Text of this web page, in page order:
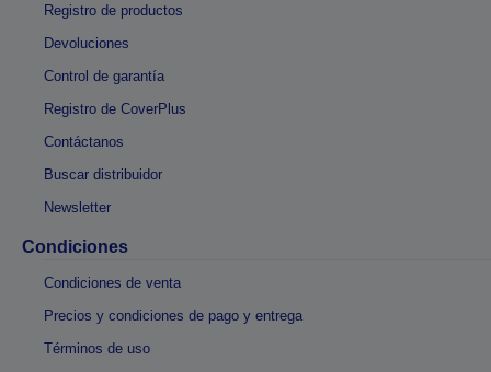
Registro de productos
Devoluciones
Control de garantía
Registro de CoverPlus
Contáctanos
Buscar distribuidor
Newsletter
Condiciones
Condiciones de venta
Precios y condiciones de pago y entrega
Términos de uso